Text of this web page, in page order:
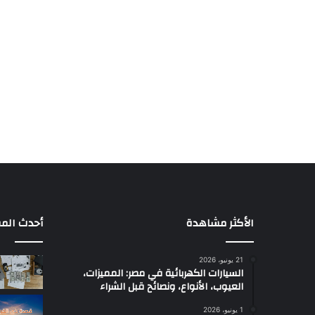
الأكثر مشاهدة
21 يونيو، 2026
السيارات الكهربائية في مصر: المميزات،
العيوب، الأنواع، ونصائح قبل الشراء
1 يونيو، 2026
أحدث